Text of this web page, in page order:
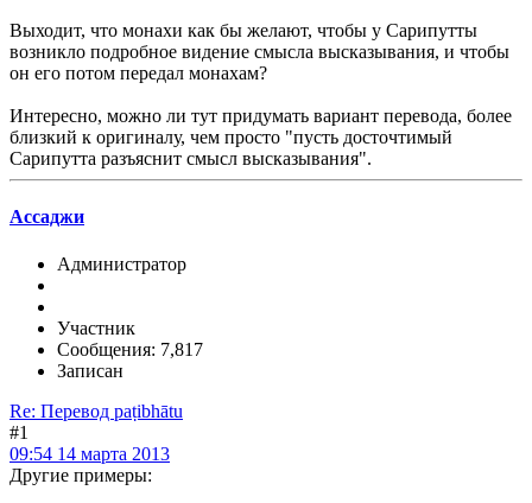
Выходит, что монахи как бы желают, чтобы у Сарипутты
возникло подробное видение смысла высказывания, и чтобы
он его потом передал монахам?
Интересно, можно ли тут придумать вариант перевода, более
близкий к оригиналу, чем просто "пусть досточтимый
Сарипутта разъяснит смысл высказывания".
Ассаджи
Администратор
Участник
Сообщения: 7,817
Записан
Re: Перевод paṭibhātu
#1
09:54 14 марта 2013
Другие примеры: